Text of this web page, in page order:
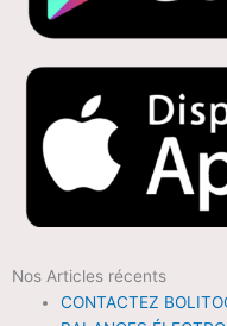
Nos Articles récents
CONTACTEZ